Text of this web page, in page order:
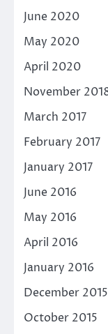
June 2020
May 2020
April 2020
November
March 2017
February 2017
January 2017
June 2016
May 2016
April 2016
January 2016
December 2015
October 2015